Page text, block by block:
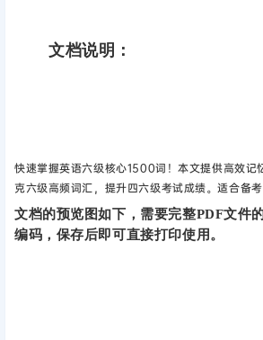
文档说明：
快速掌握英语六级核心1500词！本文提供高效记
克六级高频词汇，提升四六级考试成绩。适合备考
文档的预览图如下，需要完整PDF文件
编码，保存后即可直接打印使用。